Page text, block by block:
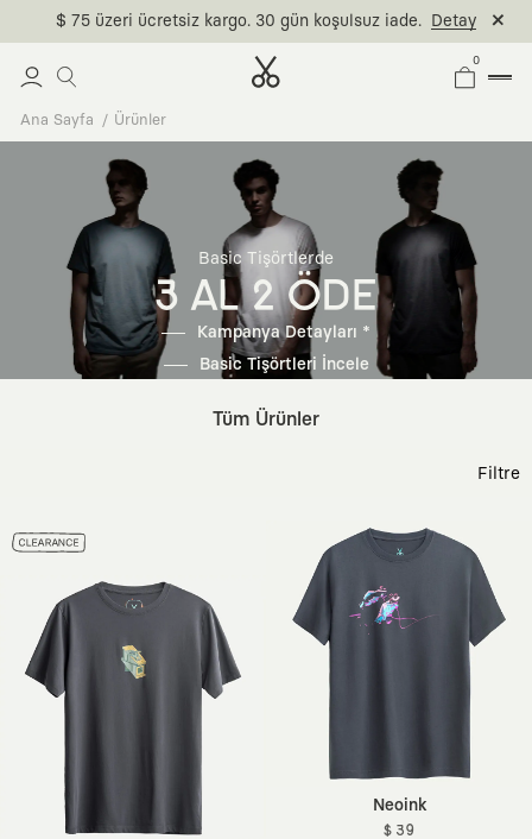
$ 75 üzeri ücretsiz kargo. 30 gün koşulsuz iade. Detay
0
Ana Sayfa Ürünler
Basic Tişörtlerde
3 AL 2 ÖDE
Kampanya Detayları *
Basic Tişörtleri İncele
Tüm Ürünler
Filtre
Neoink
$ 39